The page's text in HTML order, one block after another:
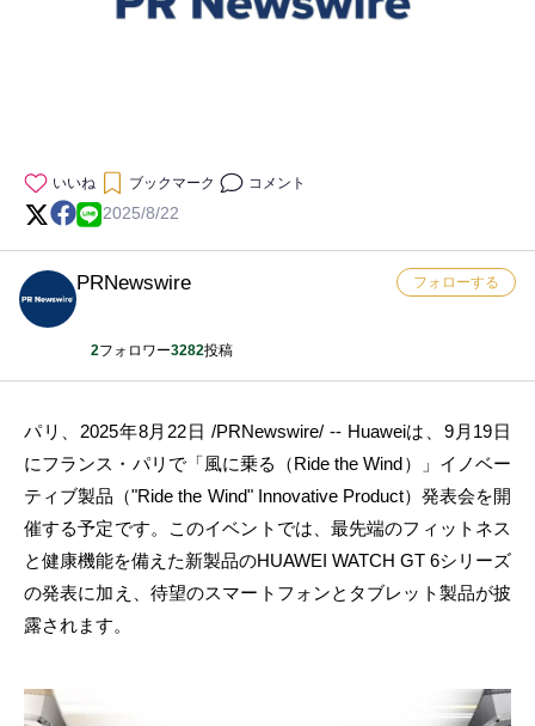
いいね ブックマーク コメント
2025/8/22
PRNewswire
2フォロワー3282投稿
フォローする
パリ、2025年8月22日 /PRNewswire/ -- Huaweiは、9月19日
にフランス・パリで「風に乗る（Ride the Wind）」イノベー
ティブ製品（"Ride the Wind" Innovative Product）発表会を開
催する予定です。このイベントでは、最先端のフィットネス
と健康機能を備えた新製品のHUAWEI WATCH GT 6シリーズ
の発表に加え、待望のスマートフォンとタブレット製品が披
露されます。